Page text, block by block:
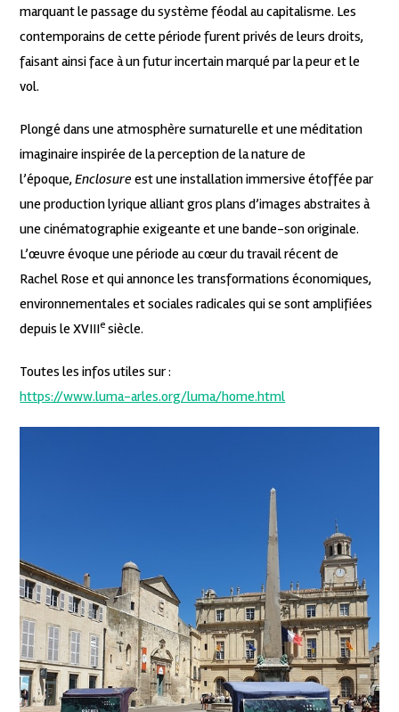
marquant le passage du système féodal au capitalisme. Les
contemporains de cette période furent privés de leurs droits,
faisant ainsi face à un futur incertain marqué par la peur et le
vol.
Plongé dans une atmosphère surnaturelle et une méditation
imaginaire inspirée de la perception de la nature de
l’époque,Enclosure est une installation immersive étoffée par
une production lyrique alliant gros plans d’images abstraites à
une cinématographie exigeante et une bande-son originale.
L’œuvre évoque une période au cœur du travail récent de
Rachel Rose et qui annonce les transformations économiques,
environnementales et sociales radicales qui se sont amplifiées
depuis le XVIIIe siècle.
Toutes les infos utiles sur :
https://www.luma-arles.org/luma/home.html